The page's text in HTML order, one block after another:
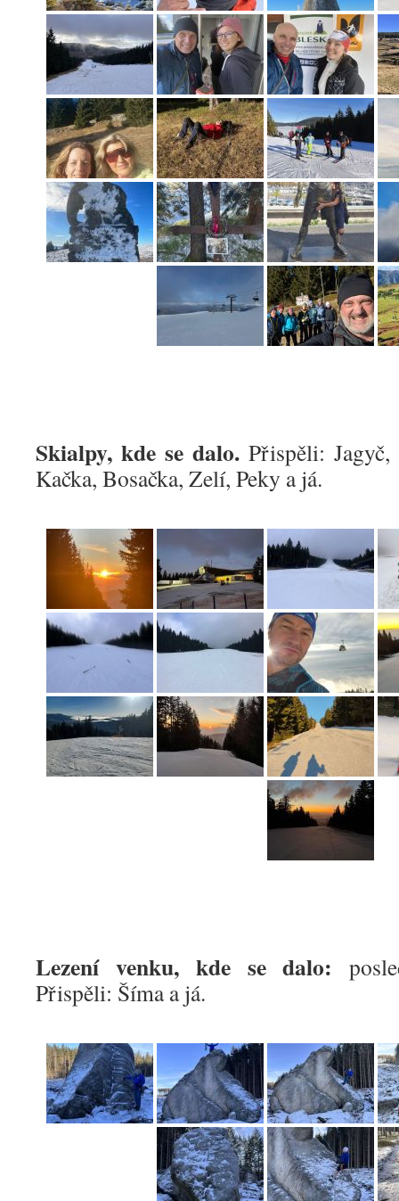
Skialpy, kde se dalo. Přispěli:
Kačka, Bosačka, Zelí, Peky a já.
Lezení venku, kde se dalo:
Přispěli: Šíma a já.